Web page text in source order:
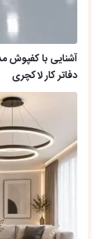
آشنایی با کفپوش
دفاتر کار لاکچری